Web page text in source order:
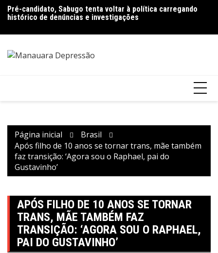
para
conteúdo
Pré-candidato, Sabugo tenta voltar à política carregando
histórico de denúncias e investigações
Bolsonaro pede ao STF para receber os filhos no Dia dos
Pais
Página inicial
Brasil
Após filho de 10 anos se tornar trans, mãe também
faz transição: ‘Agora sou o Raphael, pai do
Gustavinho’
APÓS FILHO DE 10 ANOS SE TORNAR
TRANS, MÃE TAMBÉM FAZ
TRANSIÇÃO: ‘AGORA SOU O RAPHAEL,
PAI DO GUSTAVINHO’